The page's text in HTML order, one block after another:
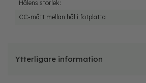
Hålens storlek:
CC-mått mellan hål i fotplatta
Ytterligare information